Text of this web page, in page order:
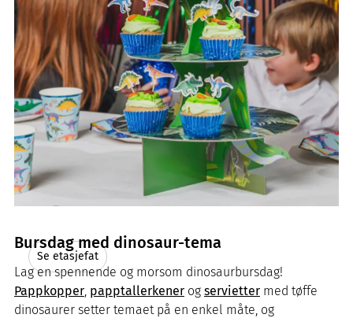
Se etasjefat
Bursdag med dinosaur-tema
Lag en spennende og morsom dinosaurbursdag!
Pappkopper, papptallerkener og servietter med tøffe
dinosaurer setter temaet på en enkel måte, og